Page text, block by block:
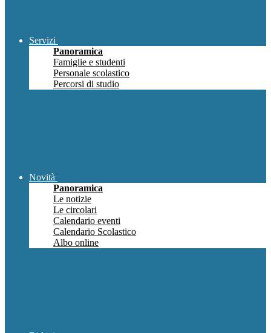
Servizi
Panoramica
Famiglie e studenti
Personale scolastico
Percorsi di studio
Novità
Panoramica
Le notizie
Le circolari
Calendario eventi
Calendario Scolastico
Albo online